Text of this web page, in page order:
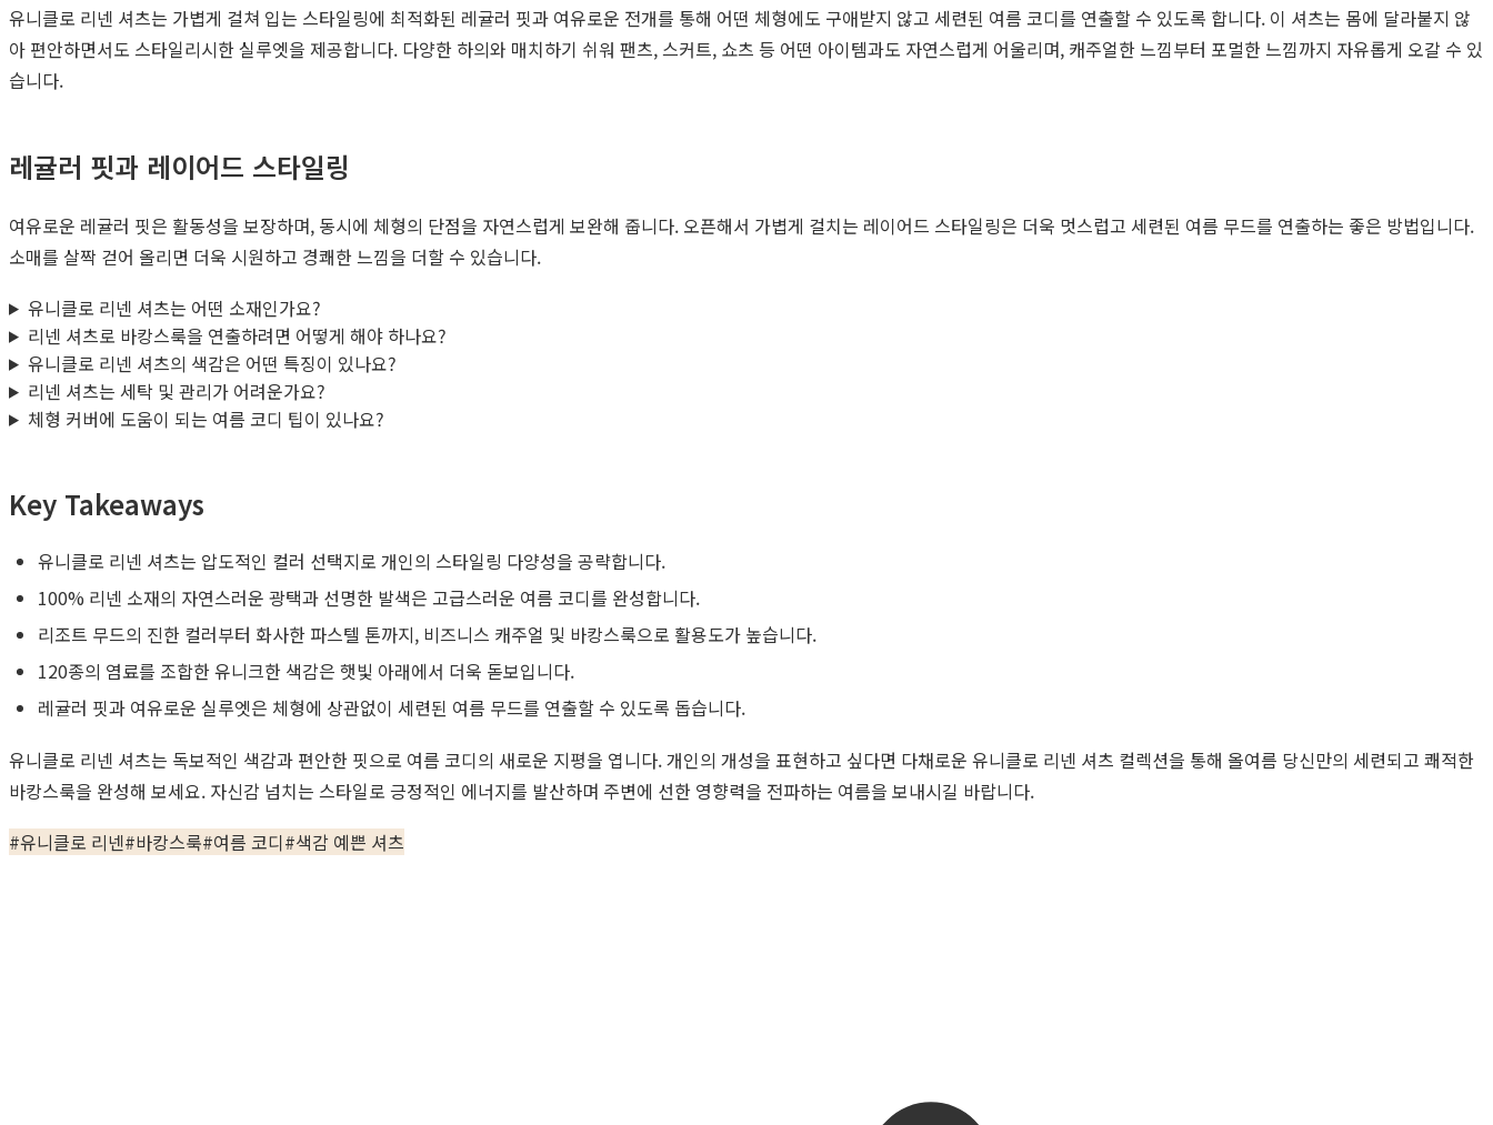
유니클로 리넨 셔츠는 가볍게 걸쳐 입는 스타일링에 최적화된 레귤러 핏과 여유로운 전개를 통해 어떤 체형에도 구애받지 않고 세련된 여름 코디를 연출할 수 있도록 합니다. 이 셔츠는 몸에 달라붙지 않
아 편안하면서도 스타일리시한 실루엣을 제공합니다. 다양한 하의와 매치하기 쉬워 팬츠, 스커트, 쇼츠 등 어떤 아이템과도 자연스럽게 어울리며, 캐주얼한 느낌부터 포멀한 느낌까지 자유롭게 오갈 수 있
습니다.
레귤러 핏과 레이어드 스타일링
여유로운 레귤러 핏은 활동성을 보장하며, 동시에 체형의 단점을 자연스럽게 보완해 줍니다. 오픈해서 가볍게 걸치는 레이어드 스타일링은 더욱 멋스럽고 세련된 여름 무드를 연출하는 좋은 방법입니다.
소매를 살짝 걷어 올리면 더욱 시원하고 경쾌한 느낌을 더할 수 있습니다.
유니클로 리넨 셔츠는 어떤 소재인가요?
리넨 셔츠로 바캉스룩을 연출하려면 어떻게 해야 하나요?
유니클로 리넨 셔츠의 색감은 어떤 특징이 있나요?
리넨 셔츠는 세탁 및 관리가 어려운가요?
체형 커버에 도움이 되는 여름 코디 팁이 있나요?
Key Takeaways
유니클로 리넨 셔츠는 압도적인 컬러 선택지로 개인의 스타일링 다양성을 공략합니다.
100% 리넨 소재의 자연스러운 광택과 선명한 발색은 고급스러운 여름 코디를 완성합니다.
리조트 무드의 진한 컬러부터 화사한 파스텔 톤까지, 비즈니스 캐주얼 및 바캉스룩으로 활용도가 높습니다.
120종의 염료를 조합한 유니크한 색감은 햇빛 아래에서 더욱 돋보입니다.
레귤러 핏과 여유로운 실루엣은 체형에 상관없이 세련된 여름 무드를 연출할 수 있도록 돕습니다.
유니클로 리넨 셔츠는 독보적인 색감과 편안한 핏으로 여름 코디의 새로운 지평을 엽니다. 개인의 개성을 표현하고 싶다면 다채로운 유니클로 리넨 셔츠 컬렉션을 통해 올여름 당신만의 세련되고 쾌적한
바캉스룩을 완성해 보세요. 자신감 넘치는 스타일로 긍정적인 에너지를 발산하며 주변에 선한 영향력을 전파하는 여름을 보내시길 바랍니다.
#유니클로 리넨#바캉스룩#여름 코디#색감 예쁜 셔츠